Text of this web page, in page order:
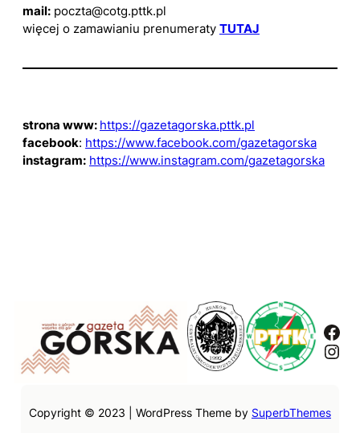
mail: poczta@cotg.pttk.pl
więcej o zamawianiu prenumeraty TUTAJ
strona www: https://gazetagorska.pttk.pl
facebook: https://www.facebook.com/gazetagorska
instagram: https://www.instagram.com/gazetagorska
Copyright © 2023 | WordPress Theme by SuperbThemes